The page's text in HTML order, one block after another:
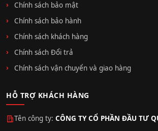
Chính sách bảo mật
Chính sách bảo hành
Chính sách khách hàng
Chính sách Đổi trả
Chính sách vận chuyển và giao hàng
HỖ TRỢ KHÁCH HÀNG
Tên công ty: CÔNG TY CỔ PHẦN ĐẦU TƯ